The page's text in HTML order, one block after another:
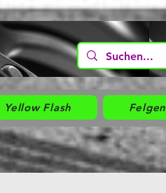
Yellow Flash Felgen